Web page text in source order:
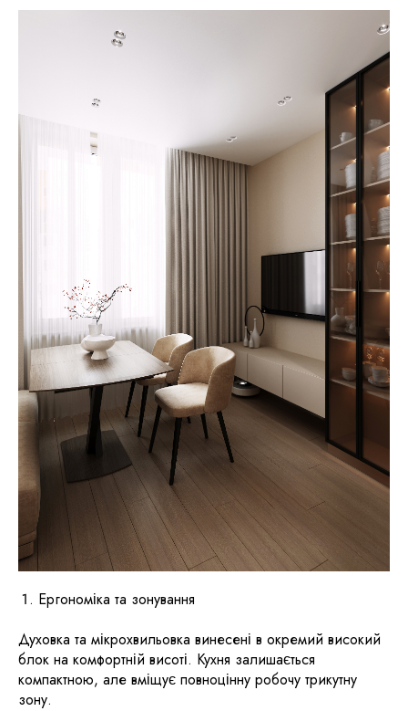
Ергономіка та зонування
Духовка та мікрохвильовка винесені в окремий високий
блок на комфортній висоті. Кухня залишається
компактною, але вміщує повноцінну робочу трикутну
зону.